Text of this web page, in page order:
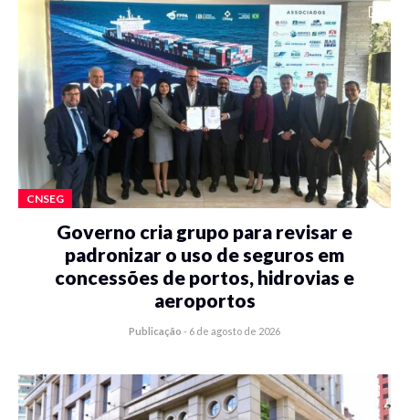
CNSEG
Governo cria grupo para revisar e
padronizar o uso de seguros em
concessões de portos, hidrovias e
aeroportos
Publicação - 6 de agosto de 2026